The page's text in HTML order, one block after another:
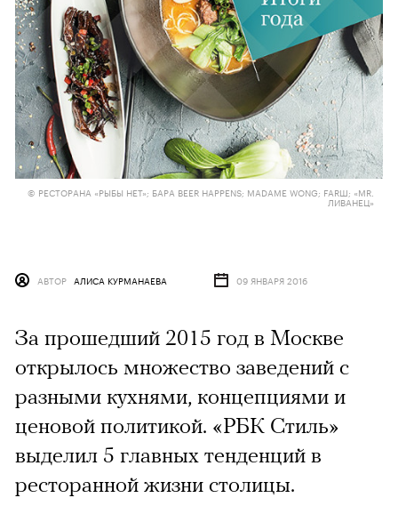
© РЕСТОРАНА «РЫБЫ НЕТ»; БАРА BEER HAPPENS; MADAME WONG; FARШ; «MR.
ЛИВАНЕЦ»
АВТОР АЛИСА КУРМАНАЕВА 09 ЯНВАРЯ 2016
За прошедший 2015 год в Москве
открылось множество заведений с
разными кухнями, концепциями и
ценовой политикой. «РБК Стиль»
выделил 5 главных тенденций в
ресторанной жизни столицы.